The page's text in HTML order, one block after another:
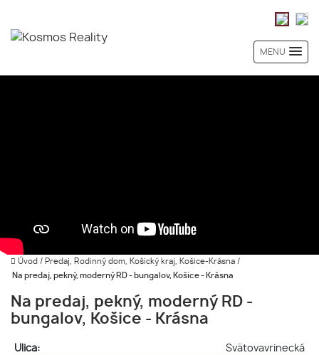
MENU
Úvod / Predaj, Rodinný dom, Košický kraj, Košice-Krásna /
Na predaj, pekný, moderný RD - bungalov, Košice - Krásna
Na predaj, pekný, moderný RD -
bungalov, Košice - Krásna
Ulica:
Svätovavrinecká